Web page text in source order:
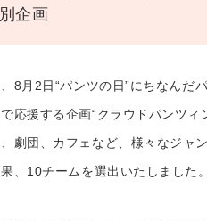
せ
企画
8月2日“パンツの日”にちなんだ
応援する企画“クラウドパンツ
劇団、カフェなど、様々なジャ
、10チームを選出いたしました。